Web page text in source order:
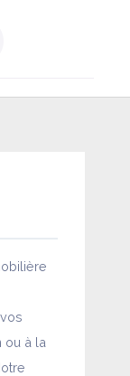
ou à la